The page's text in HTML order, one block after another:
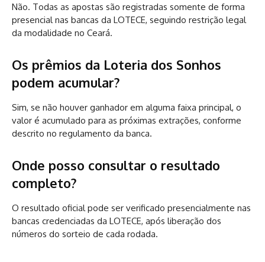
Não. Todas as apostas são registradas somente de forma
presencial nas bancas da LOTECE, seguindo restrição legal
da modalidade no Ceará.
Os prêmios da Loteria dos Sonhos
podem acumular?
Sim, se não houver ganhador em alguma faixa principal, o
valor é acumulado para as próximas extrações, conforme
descrito no regulamento da banca.
Onde posso consultar o resultado
completo?
O resultado oficial pode ser verificado presencialmente nas
bancas credenciadas da LOTECE, após liberação dos
números do sorteio de cada rodada.